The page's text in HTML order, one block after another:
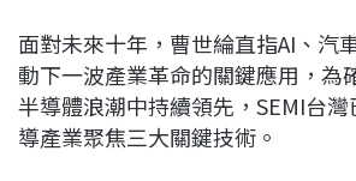
面對未來十年，曹世綸直指AI、汽
動下一波產業革命的關鍵應用，為
半導體浪潮中持續領先，SEMI台
導產業聚焦三大關鍵技術。